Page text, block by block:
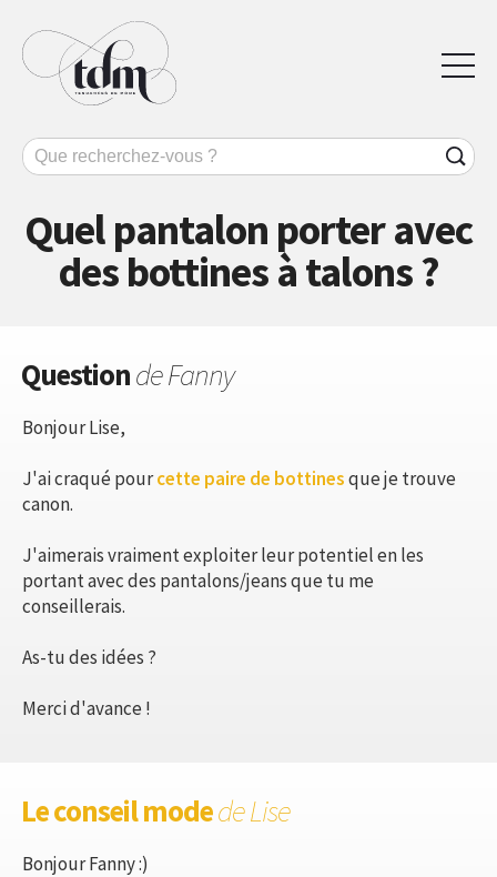
Quel pantalon porter avec
des bottines à talons ?
Questionde Fanny
Bonjour Lise,
J'ai craqué pourcette paire de bottinesque je trouve
canon.
J'aimerais vraiment exploiter leur potentiel en les
portant avec des pantalons/jeans que tu me
conseillerais.
As-tu des idées ?
Merci d'avance !
Le conseil modede Lise
Bonjour Fanny :)